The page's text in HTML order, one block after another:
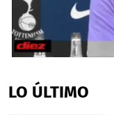
of
2
LO ÚLTIMO